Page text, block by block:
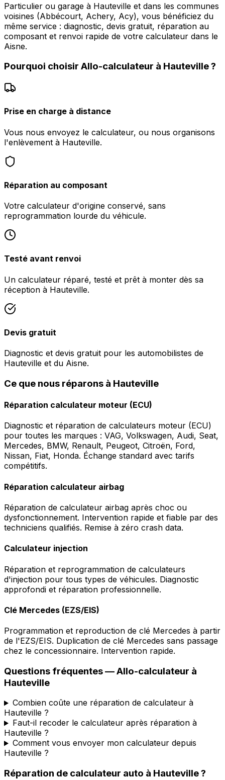
Particulier ou garage à Hauteville et dans les communes
voisines (Abbécourt, Achery, Acy), vous bénéficiez du
même service : diagnostic, devis gratuit, réparation au
composant et renvoi rapide de votre calculateur dans le
Aisne.
Pourquoi choisir Allo-calculateur à Hauteville?
Prise en charge à distance
Vous nous envoyez le calculateur, ou nous organisons
l'enlèvement à Hauteville.
Réparation au composant
Votre calculateur d'origine conservé, sans
reprogrammation lourde du véhicule.
Testé avant renvoi
Un calculateur réparé, testé et prêt à monter dès sa
réception à Hauteville.
Devis gratuit
Diagnostic et devis gratuit pour les automobilistes de
Hauteville et du Aisne.
Ce que nous réparons à Hauteville
Réparation calculateur moteur (ECU)
Diagnostic et réparation de calculateurs moteur (ECU)
pour toutes les marques : VAG, Volkswagen, Audi, Seat,
Mercedes, BMW, Renault, Peugeot, Citroën, Ford,
Nissan, Fiat, Honda. Échange standard avec tarifs
compétitifs.
Réparation calculateur airbag
Réparation de calculateur airbag après choc ou
dysfonctionnement. Intervention rapide et fiable par des
techniciens qualifiés. Remise à zéro crash data.
Calculateur injection
Réparation et reprogrammation de calculateurs
d'injection pour tous types de véhicules. Diagnostic
approfondi et réparation professionnelle.
Clé Mercedes (EZS/EIS)
Programmation et reproduction de clé Mercedes à partir
de l'EZS/EIS. Duplication de clé Mercedes sans passage
chez le concessionnaire. Intervention rapide.
Questions fréquentes —Allo-calculateur à
Hauteville
Combien coûte une réparation de calculateur à
Hauteville ?
Faut-il recoder le calculateur après réparation à
Hauteville ?
Comment vous envoyer mon calculateur depuis
Hauteville ?
Réparation de calculateur auto à Hauteville?